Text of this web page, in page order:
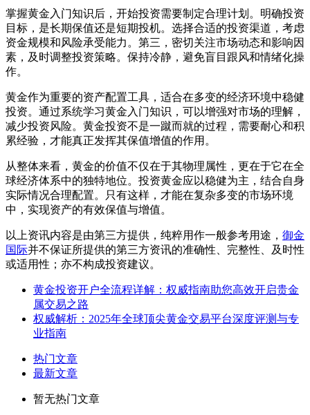
掌握黄金入门知识后，开始投资需要制定合理计划。明确投资
目标，是长期保值还是短期投机。选择合适的投资渠道，考虑
资金规模和风险承受能力。第三，密切关注市场动态和影响因
素，及时调整投资策略。保持冷静，避免盲目跟风和情绪化操
作。
黄金作为重要的资产配置工具，适合在多变的经济环境中稳健
投资。通过系统学习黄金入门知识，可以增强对市场的理解，
减少投资风险。黄金投资不是一蹴而就的过程，需要耐心和积
累经验，才能真正发挥其保值增值的作用。
从整体来看，黄金的价值不仅在于其物理属性，更在于它在全
球经济体系中的独特地位。投资黄金应以稳健为主，结合自身
实际情况合理配置。只有这样，才能在复杂多变的市场环境
中，实现资产的有效保值与增值。
以上资讯内容是由第三方提供，纯粹用作一般参考用途， 御金
国际并不保证所提供的第三方资讯的准确性、完整性、及时性
或适用性；亦不构成投资建议。
黄金投资开户全流程详解：权威指南助您高效开启贵金
属交易之路
权威解析：2025年全球顶尖黄金交易平台深度评测与专
业指南
热门文章
最新文章
暂无热门文章